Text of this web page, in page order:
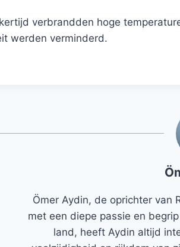
verbrandden hoge
werden verminderd.
Ömer Aydin, de oprichter van
met een diepe passie en
land, heeft Aydin altijd